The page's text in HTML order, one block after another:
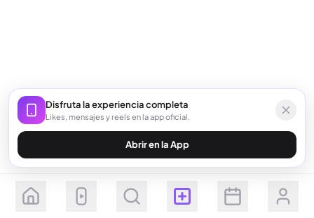
Seguir Suscribirse
Disfruta la experiencia completa
Likes, mensajes y reels en la app oficial.
Abrir en la App